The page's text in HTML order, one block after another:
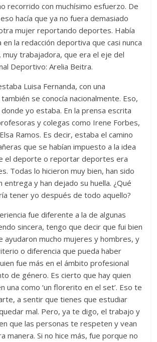
recorrido con muchísimo esfuerzo. De
hacía que ya no fuera demasiado
mujer reportando deportes. Había
la redacción deportiva que casi nunca
muy trabajadora, que era el eje del
Deportivo: Arelia Beitra.
Luisa Fernanda, con una
se conocía nacionalmente. Eso,
yo estaba. En la prensa escrita
y colegas como Irene Forbes,
Ramos. Es decir, estaba el camino
que se habían impuesto a la idea
el deporte o reportar deportes era
Todas lo hicieron muy bien, han sido
entrega y han dejado su huella. ¿Qué
tener yo después de todo aquello?
fue diferente a la de algunas
sincera, tengo que decir que fui bien
ayudaron mucho mujeres y hombres, y
o diferencia que pueda haber
fue más en el ámbito profesional
de género. Es cierto que hay quien
una como ‘un florerito en el set’. Eso te
a sentir que tienes que estudiar
mal. Pero, ya te digo, el trabajo y
que las personas te respeten y vean
manera. Si no hice más, fue porque no